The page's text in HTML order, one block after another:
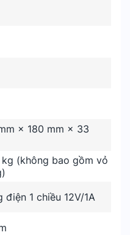
× 180 mm × 33
(không bao gồm vỏ
điện 1 chiều 12V/1A